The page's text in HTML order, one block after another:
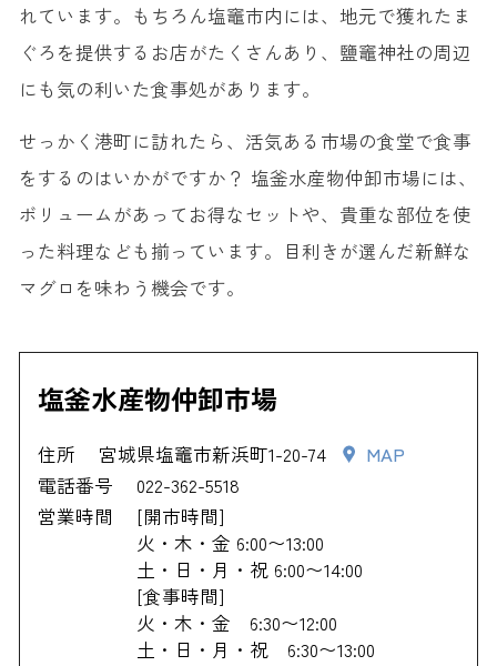
れています。もちろん塩竈市内には、地元で獲れたま
ぐろを提供するお店がたくさんあり、鹽竈神社の周辺
にも気の利いた食事処があります。
せっかく港町に訪れたら、活気ある市場の食堂で食事
をするのはいかがですか？ 塩釜水産物仲卸市場には、
ボリュームがあってお得なセットや、貴重な部位を使
った料理なども揃っています。目利きが選んだ新鮮な
マグロを味わう機会です。
塩釜水産物仲卸市場
住所 宮城県塩竈市新浜町1-20-74
MAP
電話番号
022-362-5518
営業時間
[開市時間]
火・木・金 6:00〜13:00
土・日・月・祝 6:00〜14:00
[食事時間]
火・木・金 6:30〜12:00
土・日・月・祝 6:30〜13:00